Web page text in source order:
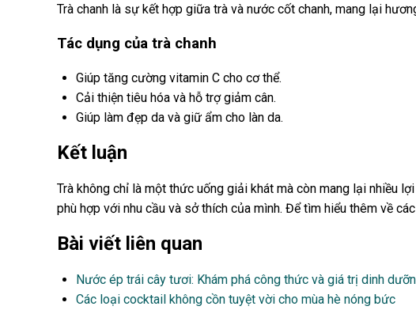
Trà chanh là sự kết hợp giữa trà và nước cốt chanh, mang lại
Tác dụng của trà chanh
Giúp tăng cường vitamin C cho cơ thể.
Cải thiện tiêu hóa và hỗ trợ giảm cân.
Giúp làm đẹp da và giữ ẩm cho làn da.
Kết luận
Trà không chỉ là một thức uống giải khát mà còn mang lại nhiều
phù hợp với nhu cầu và sở thích của mình. Để tìm hiểu thêm về
Bài viết liên quan
Nước ép trái cây tươi: Khám phá công thức và giá trị dinh
Các loại cocktail không cồn tuyệt vời cho mùa hè nóng bức